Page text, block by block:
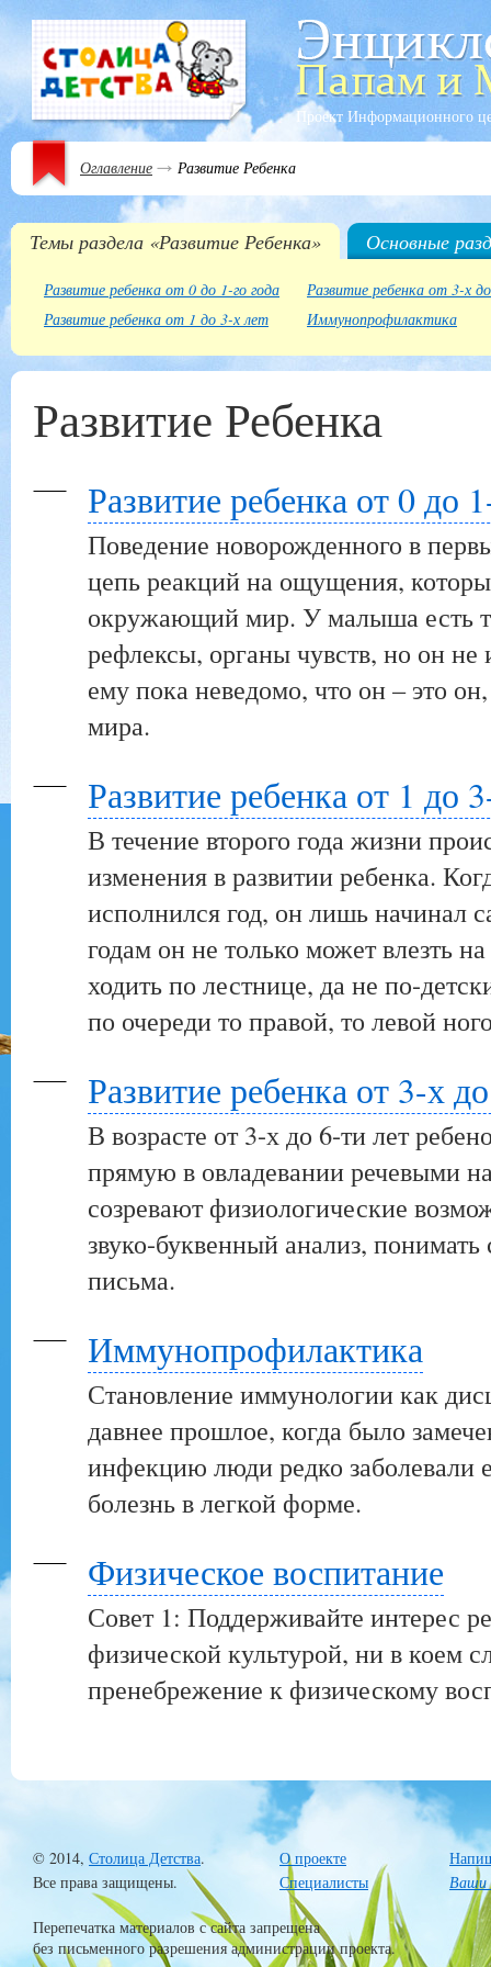
Проект Информационного
Оглавление Развитие Ребенка
Темы раздела «Развитие Ребенка» Основные
Развитие ребенка от 0 до 1-го года
Развитие ребенка от 1 до 3-х лет
Развитие ребенка от 3-х
Иммунопрофилактика
Развитие Ребенка
Развитие ребенка от 0 до
Поведение новорожденного в
цепь реакций на ощущения,
окружающий мир. У малыша есть
рефлексы, органы чувств, но он
ему пока неведомо, что он – это
мира.
Развитие ребенка от 1 до
В течение второго года жизни
изменения в развитии ребенка.
исполнился год, он лишь начинал
годам он не только может влезть
ходить по лестнице, да не по-
по очереди то правой, то левой
Развитие ребенка от 3-х
В возрасте от 3-х до 6-ти лет
прямую в овладевании речевыми
созревают физиологические
звуко-буквенный анализ,
письма.
Иммунопрофилактика
Становление иммунологии как
давнее прошлое, когда было
инфекцию люди редко заболевали
болезнь в легкой форме.
Физическое воспитание
Совет 1: Поддерживайте интерес
физической культурой, ни в коем
пренебрежение к физическому
© 2014, Столица Детства.
Все права защищены.
О проекте
Специалисты
Ваши
Перепечатка материалов с сайта запрещена
без письменного разрешения администрации проекта.